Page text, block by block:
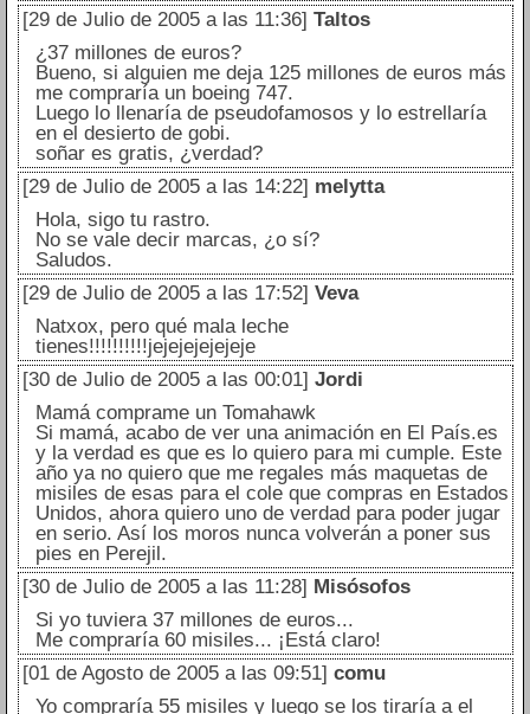
[29 de Julio de 2005 a las 11:36] Taltos
¿37 millones de euros?
Bueno, si alguien me deja 125 millones de euros más
me compraría un boeing 747.
Luego lo llenaría de pseudofamosos y lo estrellaría
en el desierto de gobi.
soñar es gratis, ¿verdad?
[29 de Julio de 2005 a las 14:22] melytta
Hola, sigo tu rastro.
No se vale decir marcas, ¿o sí?
Saludos.
[29 de Julio de 2005 a las 17:52] Veva
Natxox, pero qué mala leche
tienes!!!!!!!!!!jejejejejejeje
[30 de Julio de 2005 a las 00:01] Jordi
Mamá comprame un Tomahawk
Si mamá, acabo de ver una animación en El País.es
y la verdad es que es lo quiero para mi cumple. Este
año ya no quiero que me regales más maquetas de
misiles de esas para el cole que compras en Estados
Unidos, ahora quiero uno de verdad para poder jugar
en serio. Así los moros nunca volverán a poner sus
pies en Perejil.
[30 de Julio de 2005 a las 11:28] Misósofos
Si yo tuviera 37 millones de euros...
Me compraría 60 misiles... ¡Está claro!
[01 de Agosto de 2005 a las 09:51] comu
Yo compraría 55 misiles y luego se los tiraría a el